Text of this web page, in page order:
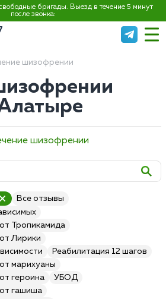
бригады. Выезд в течение 5 минут
после звонка:
шизофрении
шизофрении
Все отзывы
Тропикамида
Лирики
Реабилитация 12 шагов
марихуаны
героина
УБОД
гашиша